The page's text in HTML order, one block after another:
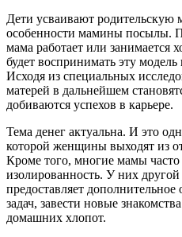
Дети усваивают родительскую
особенности мамины посылы.
мама работает или занимается
будет воспринимать эту
Исходя из специальных
матерей в дальнейшем
добиваются успехов в карьере.
Тема денег актуальна. И это
которой женщины выходят из
Кроме того, многие мамы
изолированность. У них
предоставляет
задач, завести новые
домашних хлопот.